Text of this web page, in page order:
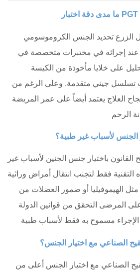
الزرع تحديد الجنس الكروموسومي
بدقة تتجاوز 99٪ عند إجرائه في مختبرات متخصصة في
على خلايا مأخوذة من الكيسة
تسلسل جيني متقدمة. وعلى الرغم من
العلاج يعتمد أيضاً على عمر المريضة
لأسباب غير طبية؟
باختيار جنس الجنين لأسباب غير
التقنية فقط لتجنب انتقال أمراض وراثية
الهيموفيليا أو ضمور العضلات من
المرضى التحقق من قوانين الدولة
الصناعي مع اختيار الجنس؟
الصناعي مع اختيار الجنس أعلى من